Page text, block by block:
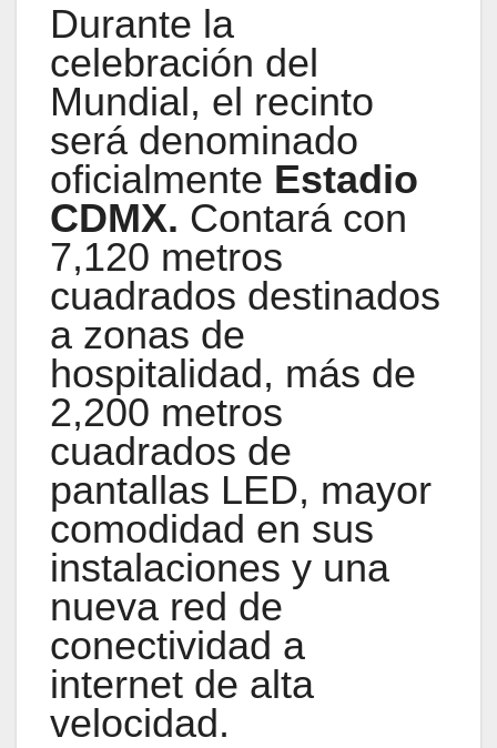
Durante la
celebración del
Mundial, el recinto
será denominado
oficialmente Estadio
CDMX. Contará con
7,120 metros
cuadrados destinados
a zonas de
hospitalidad, más de
2,200 metros
cuadrados de
pantallas LED, mayor
comodidad en sus
instalaciones y una
nueva red de
conectividad a
internet de alta
velocidad.